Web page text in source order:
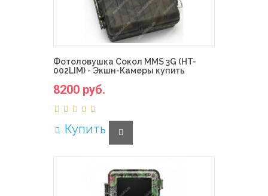
Фотоловушка Сокол MMS 3G (HT-
002LIM) - Экшн-Камеры купить
8200 руб.
Купить